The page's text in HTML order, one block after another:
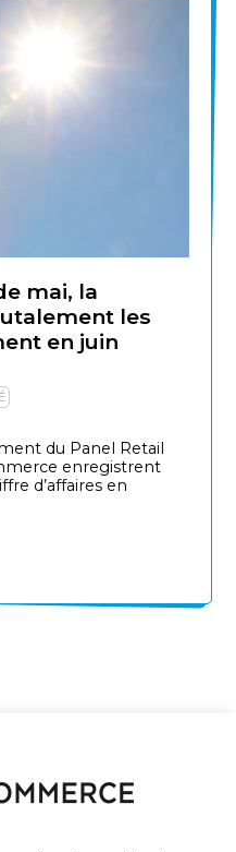
mai, la
les
en juin
du Panel Retail
enregistrent
d’affaires en